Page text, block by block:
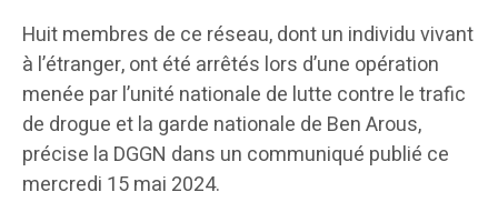
Huit membres de ce réseau, dont un individu vivant
à l’étranger, ont été arrêtés lors d’une opération
menée par l’unité nationale de lutte contre le trafic
de drogue et la garde nationale de Ben Arous,
précise la DGGN dans un communiqué publié ce
mercredi 15 mai 2024.